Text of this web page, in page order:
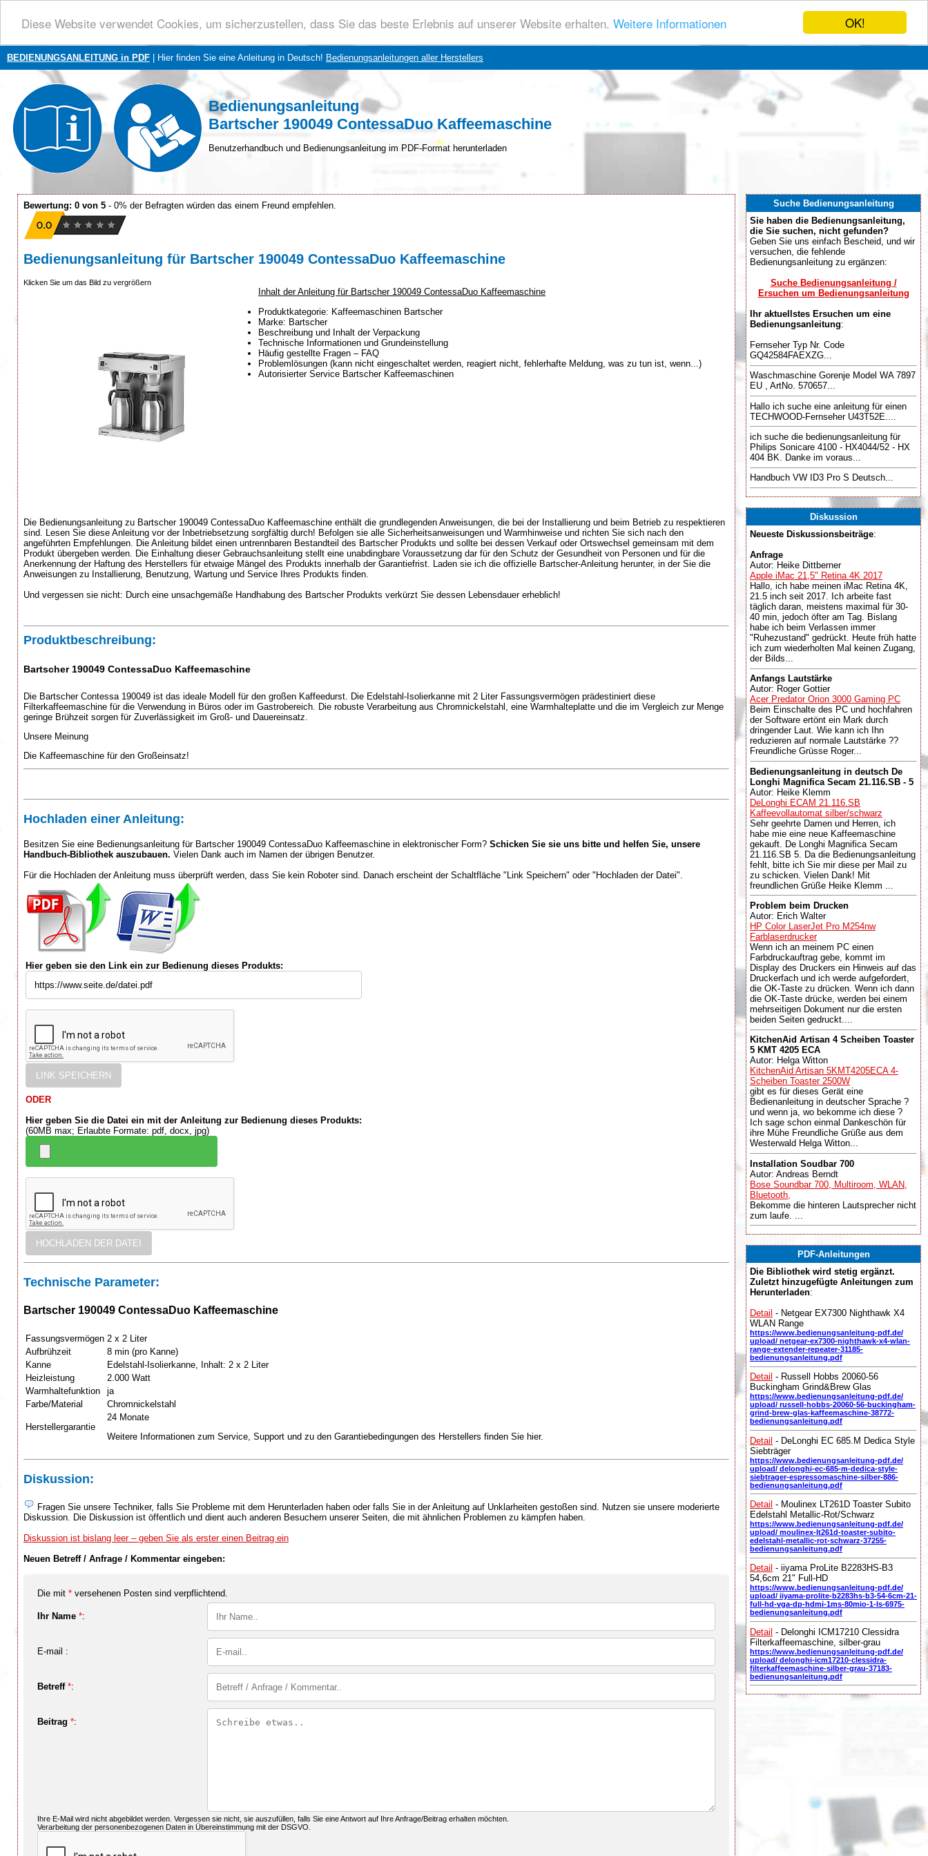
OK!
Diese Website verwendet Cookies, um sicherzustellen, dass Sie das beste Erlebnis auf unserer Website erhalten. Weitere Informationen
BEDIENUNGSANLEITUNG in PDF | Hier finden Sie eine Anleitung in Deutsch! Bedienungsanleitungen aller Herstellers
Bedienungsanleitung
Bartscher 190049 ContessaDuo Kaffeemaschine
Benutzerhandbuch und Bedienungsanleitung im PDF-Format herunterladen
Bewertung: 0 von 5 - 0% der Befragten würden das einem Freund empfehlen.
Bedienungsanleitung für Bartscher 190049 ContessaDuo Kaffeemaschine
Klicken Sie um das Bild zu vergrößern
Inhalt der Anleitung für Bartscher 190049 ContessaDuo Kaffeemaschine
Produktkategorie: Kaffeemaschinen Bartscher
Marke: Bartscher
Beschreibung und Inhalt der Verpackung
Technische Informationen und Grundeinstellung
Häufig gestellte Fragen – FAQ
Problemlösungen (kann nicht eingeschaltet werden, reagiert nicht, fehlerhafte Meldung, was zu tun ist, wenn...)
Autorisierter Service Bartscher Kaffeemaschinen
Die Bedienungsanleitung zu Bartscher 190049 ContessaDuo Kaffeemaschine enthält die grundlegenden Anweisungen, die bei der Installierung und beim Betrieb zu respektieren
sind. Lesen Sie diese Anleitung vor der Inbetriebsetzung sorgfältig durch! Befolgen sie alle Sicherheitsanweisungen und Warmhinweise und richten Sie sich nach den
angeführten Empfehlungen. Die Anleitung bildet einen untrennbaren Bestandteil des Bartscher Produkts und sollte bei dessen Verkauf oder Ortswechsel gemeinsam mit dem
Produkt übergeben werden. Die Einhaltung dieser Gebrauchsanleitung stellt eine unabdingbare Voraussetzung dar für den Schutz der Gesundheit von Personen und für die
Anerkennung der Haftung des Herstellers für etwaige Mängel des Produkts innerhalb der Garantiefrist. Laden sie ich die offizielle Bartscher-Anleitung herunter, in der Sie die
Anweisungen zu Installierung, Benutzung, Wartung und Service Ihres Produkts finden.
Und vergessen sie nicht: Durch eine unsachgemäße Handhabung des Bartscher Produkts verkürzt Sie dessen Lebensdauer erheblich!
Produktbeschreibung:
Bartscher 190049 ContessaDuo Kaffeemaschine
Die Bartscher Contessa 190049 ist das ideale Modell für den großen Kaffeedurst. Die Edelstahl-Isolierkanne mit 2 Liter Fassungsvermögen prädestiniert diese
Filterkaffeemaschine für die Verwendung in Büros oder im Gastrobereich. Die robuste Verarbeitung aus Chromnickelstahl, eine Warmhalteplatte und die im Vergleich zur Menge
geringe Brühzeit sorgen für Zuverlässigkeit im Groß- und Dauereinsatz.
Unsere Meinung
Die Kaffeemaschine für den Großeinsatz!
Hochladen einer Anleitung:
Besitzen Sie eine Bedienungsanleitung für Bartscher 190049 ContessaDuo Kaffeemaschine in elektronischer Form? Schicken Sie sie uns bitte und helfen Sie, unsere
Handbuch-Bibliothek auszubauen. Vielen Dank auch im Namen der übrigen Benutzer.
Für die Hochladen der Anleitung muss überprüft werden, dass Sie kein Roboter sind. Danach erscheint der Schaltfläche "Link Speichern" oder "Hochladen der Datei".
Hier geben sie den Link ein zur Bedienung dieses Produkts:
ODER
Hier geben Sie die Datei ein mit der Anleitung zur Bedienung dieses Produkts:
(60MB max; Erlaubte Formate: pdf, docx, jpg)
Technische Parameter:
Bartscher 190049 ContessaDuo Kaffeemaschine
Fassungsvermögen 2 x 2 Liter
Aufbrühzeit
8 min (pro Kanne)
Kanne
Edelstahl-Isolierkanne, Inhalt: 2 x 2 Liter
Heizleistung
2.000 Watt
Warmhaltefunktion
ja
Farbe/Material
Chromnickelstahl
Herstellergarantie
24 Monate
Weitere Informationen zum Service, Support und zu den Garantiebedingungen des Herstellers finden Sie hier.
Diskussion:
Fragen Sie unsere Techniker, falls Sie Probleme mit dem Herunterladen haben oder falls Sie in der Anleitung auf Unklarheiten gestoßen sind. Nutzen sie unsere moderierte
Diskussion. Die Diskussion ist öffentlich und dient auch anderen Besuchern unserer Seiten, die mit ähnlichen Problemen zu kämpfen haben.
Diskussion ist bislang leer – geben Sie als erster einen Beitrag ein
Neuen Betreff / Anfrage / Kommentar eingeben:
Die mit * versehenen Posten sind verpflichtend.
Ihr Name *:
E-mail :
Betreff *:
Beitrag *:
Ihre E-Mail wird nicht abgebildet werden. Vergessen sie nicht, sie auszufüllen, falls Sie eine Antwort auf Ihre Anfrage/Beitrag erhalten möchten.
Verarbeitung der personenbezogenen Daten in Übereinstimmung mit der DSGVO.
Suche Bedienungsanleitung
Sie haben die Bedienungsanleitung,
die Sie suchen, nicht gefunden?
Geben Sie uns einfach Bescheid, und wir
versuchen, die fehlende
Bedienungsanleitung zu ergänzen:
Suche Bedienungsanleitung /
Ersuchen um Bedienungsanleitung
Ihr aktuellstes Ersuchen um eine
Bedienungsanleitung:
Fernseher Typ Nr. Code
GQ42584FAEXZG...
Waschmaschine Gorenje Model WA 7897
EU , ArtNo. 570657...
Hallo ich suche eine anleitung für einen
TECHWOOD-Fernseher U43T52E....
ich suche die bedienungsanleitung für
Philips Sonicare 4100 - HX4044/52 - HX
404 BK. Danke im voraus...
Handbuch VW ID3 Pro S Deutsch...
Diskussion
Neueste Diskussionsbeiträge:
Anfrage
Autor: Heike Dittberner
Apple iMac 21,5" Retina 4K 2017
Hallo, ich habe meinen iMac Retina 4K,
21.5 inch seit 2017. Ich arbeite fast
täglich daran, meistens maximal für 30-
40 min, jedoch öfter am Tag. Bislang
habe ich beim Verlassen immer
"Ruhezustand" gedrückt. Heute früh hatte
ich zum wiederholten Mal keinen Zugang,
der Bilds...
Anfangs Lautstärke
Autor: Roger Gottier
Acer Predator Orion 3000 Gaming PC
Beim Einschalte des PC und hochfahren
der Software ertönt ein Mark durch
dringender Laut. Wie kann ich Ihn
reduzieren auf normale Lautstärke ??
Freundliche Grüsse Roger...
Bedienungsanleitung in deutsch De
Longhi Magnifica Secam 21.116.SB - 5
Autor: Heike Klemm
DeLonghi ECAM 21.116.SB
Kaffeevollautomat silber/schwarz
Sehr geehrte Damen und Herren, ich
habe mie eine neue Kaffeemaschine
gekauft. De Longhi Magnifica Secam
21.116.SB 5. Da die Bedienungsanleitung
fehlt, bitte ich Sie mir diese per Mail zu
zu schicken. Vielen Dank! Mit
freundlichen Grüße Heike Klemm ...
Problem beim Drucken
Autor: Erich Walter
HP Color LaserJet Pro M254nw
Farblaserdrucker
Wenn ich an meinem PC einen
Farbdruckauftrag gebe, kommt im
Display des Druckers ein Hinweis auf das
Druckerfach und ich werde aufgefordert,
die OK-Taste zu drücken. Wenn ich dann
die OK-Taste drücke, werden bei einem
mehrseitigen Dokument nur die ersten
beiden Seiten gedruckt....
KitchenAid Artisan 4 Scheiben Toaster
5 KMT 4205 ECA
Autor: Helga Witton
KitchenAid Artisan 5KMT4205ECA 4-
Scheiben Toaster 2500W
gibt es für dieses Gerät eine
Bedienanleitung in deutscher Sprache ?
und wenn ja, wo bekomme ich diese ?
Ich sage schon einmal Dankeschön für
ihre Mühe Freundliche Grüße aus dem
Westerwald Helga Witton...
Installation Soudbar 700
Autor: Andreas Berndt
Bose Soundbar 700, Multiroom, WLAN,
Bluetooth,
Bekomme die hinteren Lautsprecher nicht
zum laufe. ...
PDF-Anleitungen
Die Bibliothek wird stetig ergänzt.
Zuletzt hinzugefügte Anleitungen zum
Herunterladen:
Detail - Netgear EX7300 Nighthawk X4
WLAN Range
https://www.bedienungsanleitung-pdf.de/
upload/ netgear-ex7300-nighthawk-x4-wlan-
range-extender-repeater-31185-
bedienungsanleitung.pdf
Detail - Russell Hobbs 20060-56
Buckingham Grind&Brew Glas
https://www.bedienungsanleitung-pdf.de/
upload/ russell-hobbs-20060-56-buckingham-
grind-brew-glas-kaffeemaschine-38772-
bedienungsanleitung.pdf
Detail - DeLonghi EC 685.M Dedica Style
Siebträger
https://www.bedienungsanleitung-pdf.de/
upload/ delonghi-ec-685-m-dedica-style-
siebtrager-espressomaschine-silber-886-
bedienungsanleitung.pdf
Detail - Moulinex LT261D Toaster Subito
Edelstahl Metallic-Rot/Schwarz
https://www.bedienungsanleitung-pdf.de/
upload/ moulinex-lt261d-toaster-subito-
edelstahl-metallic-rot-schwarz-37255-
bedienungsanleitung.pdf
Detail - iiyama ProLite B2283HS-B3
54,6cm 21" Full-HD
https://www.bedienungsanleitung-pdf.de/
upload/ iiyama-prolite-b2283hs-b3-54-6cm-21-
full-hd-vga-dp-hdmi-1ms-80mio-1-ls-6975-
bedienungsanleitung.pdf
Detail - Delonghi ICM17210 Clessidra
Filterkaffeemaschine, silber-grau
https://www.bedienungsanleitung-pdf.de/
upload/ delonghi-icm17210-clessidra-
filterkaffeemaschine-silber-grau-37183-
bedienungsanleitung.pdf